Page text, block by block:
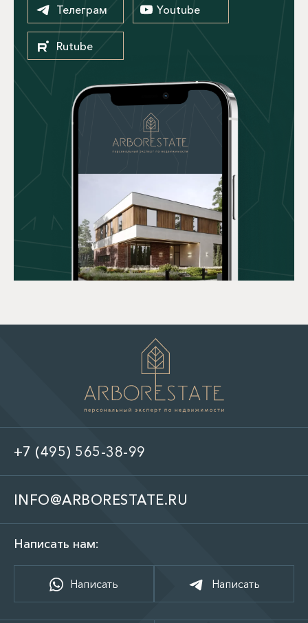
Телеграм Youtube
Rutube
+7 (495) 565-38-99
INFO@ARBORESTATE.RU
Написать нам:
Написать Написать